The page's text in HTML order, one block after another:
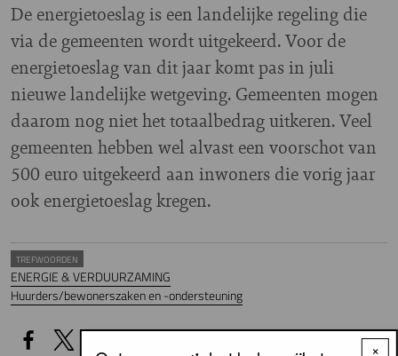
De energietoeslag is een landelijke regeling die
via de gemeenten wordt uitgekeerd. Voor de
energietoeslag van dit jaar komt pas in juli
nieuwe landelijke wetgeving. Gemeenten mogen
daarom nog niet het totaalbedrag uitkeren. Veel
gemeenten hebben wel alvast een voorschot van
500 euro uitgekeerd aan inwoners die vorig jaar
ook energietoeslag kregen.
TREFWOORDEN
ENERGIE & VERDUURZAMING
Huurders/bewonerszaken en -ondersteuning
×